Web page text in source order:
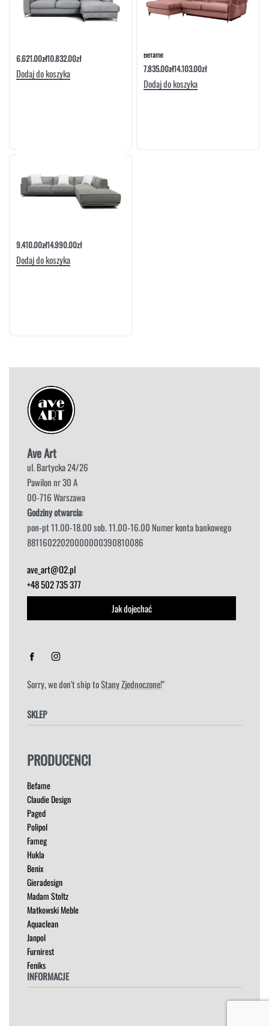
6.621.00zł10.832.00zł
Dodaj do koszyka
Befame
7.835.00zł14.103.00zł
Dodaj do koszyka
9.410.00zł14.990.00zł
Dodaj do koszyka
Ave Art
ul. Bartycka 24/26
Pawilon nr 30 A
00-716 Warszawa
Godziny otwarcia:
pon-pt 11.00-18.00 sob. 11.00-16.00 Numer konta bankowego
88116022020000000390810086
ave_art@O2.pl
+48 502 735 377
Jak dojechać
Sorry, we don't ship toStany Zjednoczone!"
SKLEP
HOKERY
ŁÓŻKA
MEBLE RTV
NAROŻNIKI
OUTLET
PUFY
SOFY
STOLIKI
STOŁY
SZAFKI I KOMODY
PRODUCENCI
Befame
Claudie Design
Paged
Polipol
Fameg
Hukla
Benix
Gieradesign
Madam Stoltz
Matkowski Meble
Aquaclean
Janpol
Furnirest
Feniks
INFORMACJE